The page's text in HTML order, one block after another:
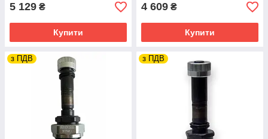
5 129 ₴
Купити
4 609 ₴
Купити
з ПДВ з ПДВ